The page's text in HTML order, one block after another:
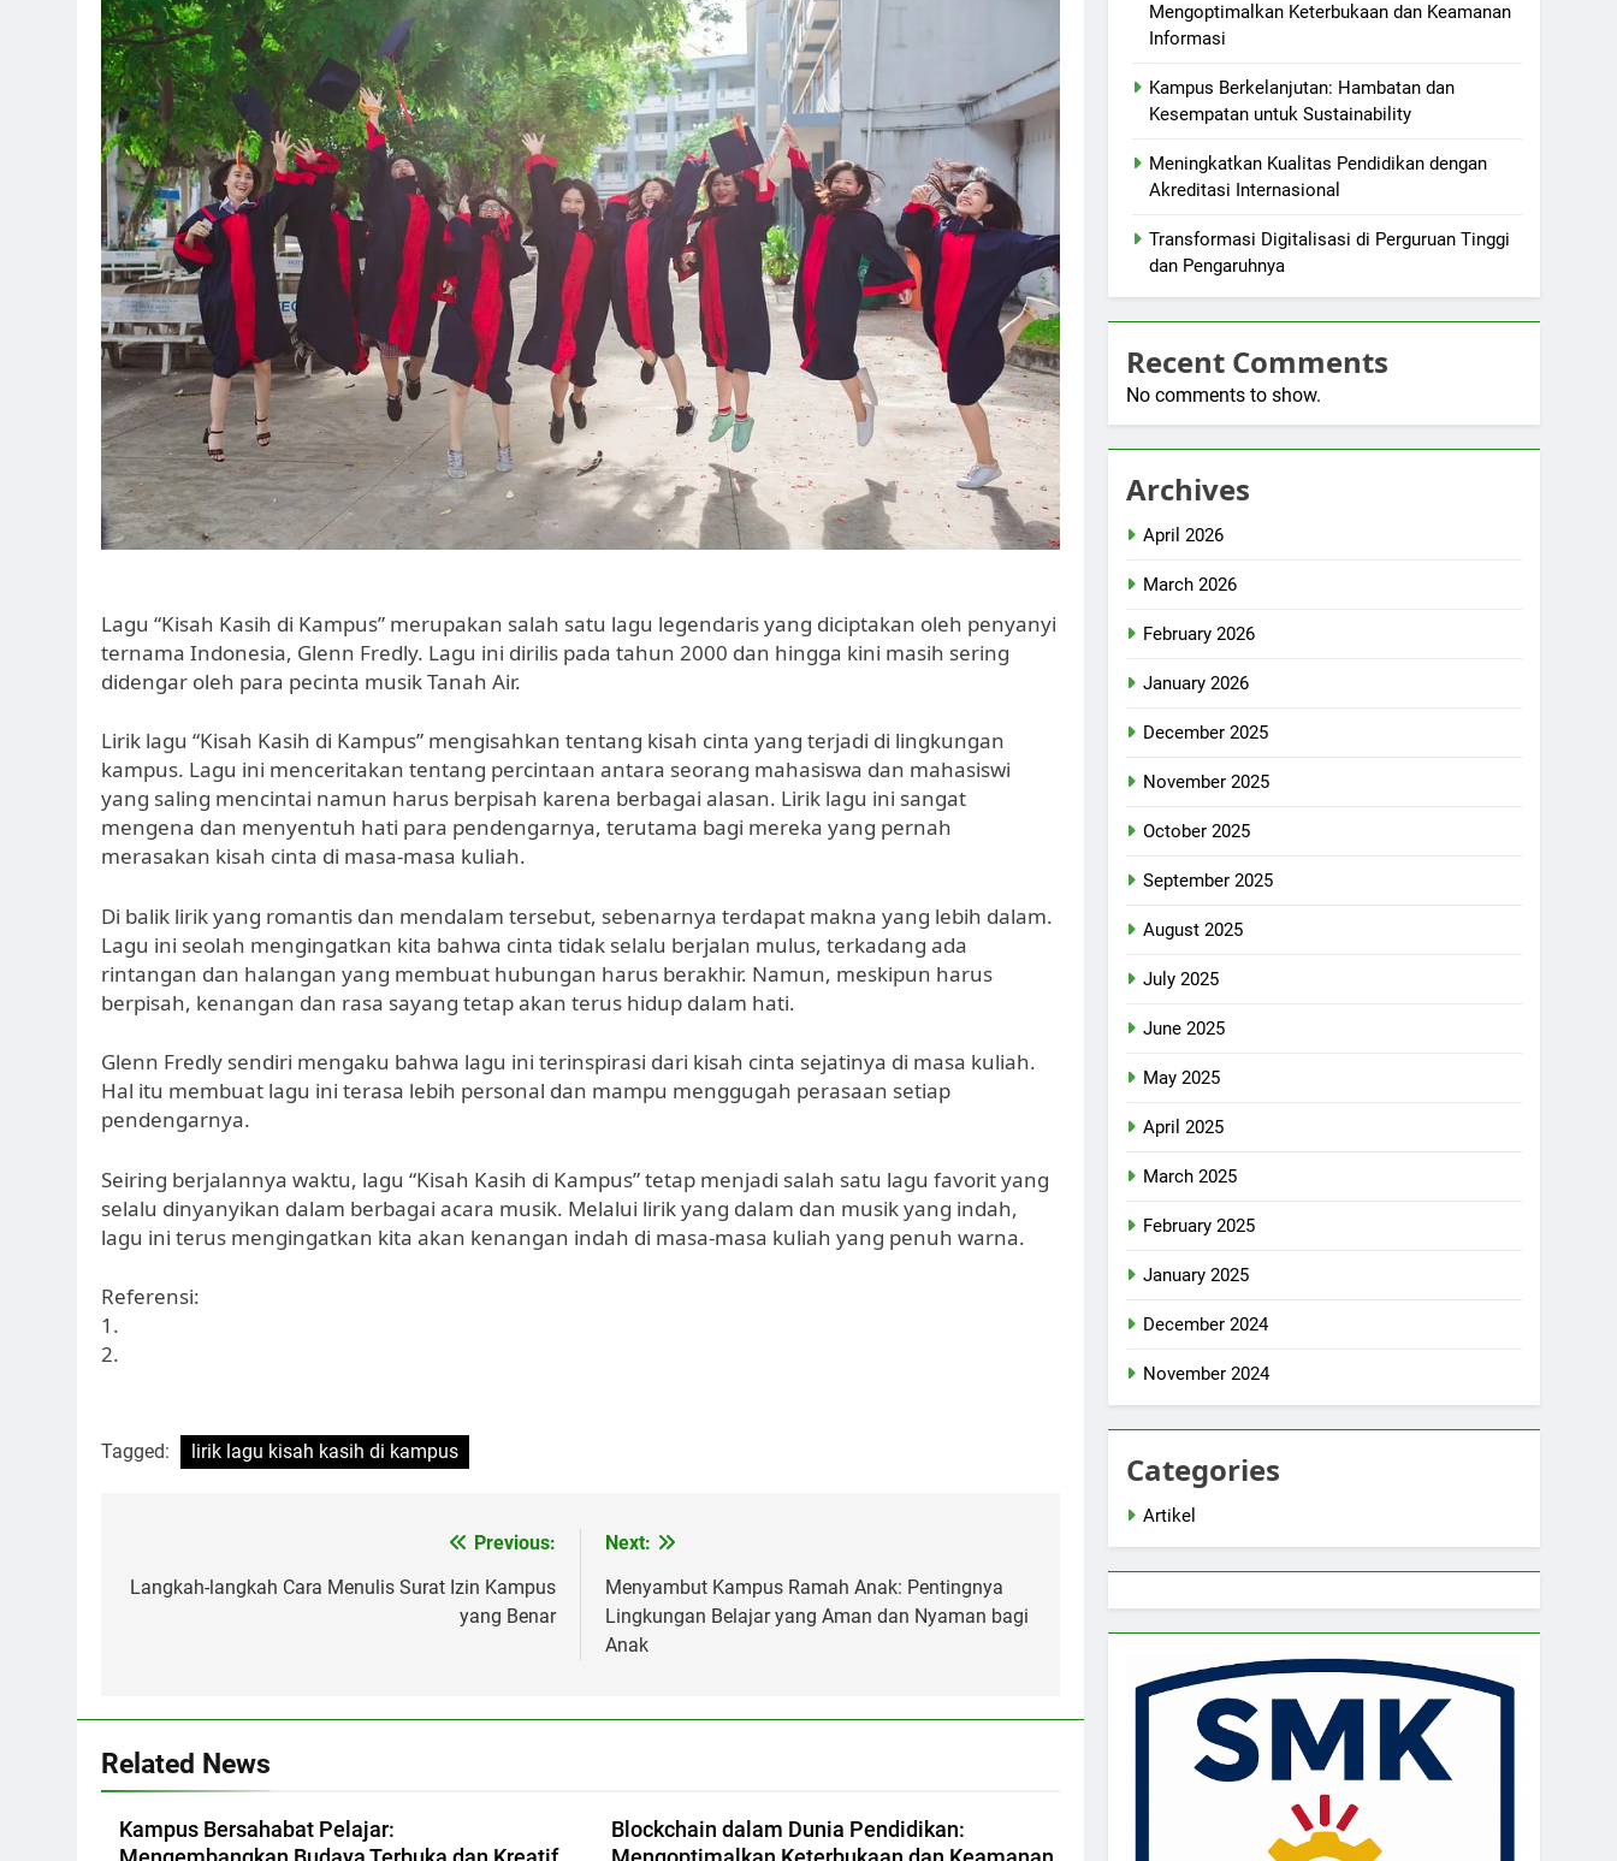
Lagu “Kisah Kasih di Kampus” merupakan salah satu lagu legendaris yang diciptakan oleh penyanyi
ternama Indonesia, Glenn Fredly. Lagu ini dirilis pada tahun 2000 dan hingga kini masih sering
didengar oleh para pecinta musik Tanah Air.
Lirik lagu “Kisah Kasih di Kampus” mengisahkan tentang kisah cinta yang terjadi di lingkungan
kampus. Lagu ini menceritakan tentang percintaan antara seorang mahasiswa dan mahasiswi
yang saling mencintai namun harus berpisah karena berbagai alasan. Lirik lagu ini sangat
mengena dan menyentuh hati para pendengarnya, terutama bagi mereka yang pernah
merasakan kisah cinta di masa-masa kuliah.
Di balik lirik yang romantis dan mendalam tersebut, sebenarnya terdapat makna yang lebih dalam.
Lagu ini seolah mengingatkan kita bahwa cinta tidak selalu berjalan mulus, terkadang ada
rintangan dan halangan yang membuat hubungan harus berakhir. Namun, meskipun harus
berpisah, kenangan dan rasa sayang tetap akan terus hidup dalam hati.
Glenn Fredly sendiri mengaku bahwa lagu ini terinspirasi dari kisah cinta sejatinya di masa kuliah.
Hal itu membuat lagu ini terasa lebih personal dan mampu menggugah perasaan setiap
pendengarnya.
Seiring berjalannya waktu, lagu “Kisah Kasih di Kampus” tetap menjadi salah satu lagu favorit yang
selalu dinyanyikan dalam berbagai acara musik. Melalui lirik yang dalam dan musik yang indah,
lagu ini terus mengingatkan kita akan kenangan indah di masa-masa kuliah yang penuh warna.
Referensi:
1.
2.
Tagged: lirik lagu kisah kasih di kampus
navigation
Previous:
Langkah-langkah Cara Menulis Surat Izin Kampus
yang Benar
Next:
Menyambut Kampus Ramah Anak: Pentingnya
Lingkungan Belajar yang Aman dan Nyaman bagi
Anak
Related News
Kampus Bersahabat Pelajar:
Blockchain dalam Dunia Pendidikan:
Mengoptimalkan Keterbukaan dan Keamanan
Informasi
Kampus Berkelanjutan: Hambatan dan
Kesempatan untuk Sustainability
Meningkatkan Kualitas Pendidikan dengan
Akreditasi Internasional
Transformasi Digitalisasi di Perguruan Tinggi
dan Pengaruhnya
Recent Comments
No comments to show.
Archives
April 2026
March 2026
February 2026
January 2026
December 2025
November 2025
October 2025
September 2025
August 2025
July 2025
June 2025
May 2025
April 2025
March 2025
February 2025
January 2025
December 2024
November 2024
Categories
Artikel